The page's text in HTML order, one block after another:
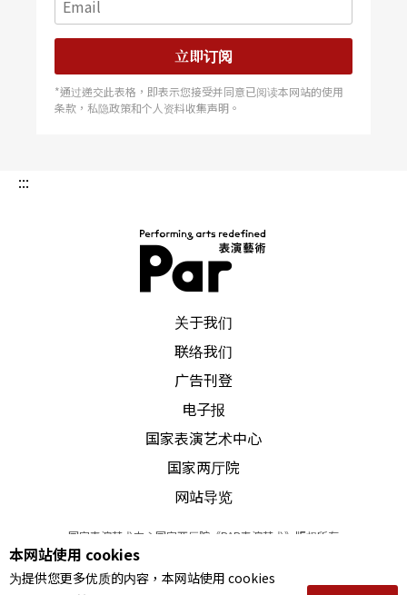
立即订阅
*通过递交此表格，即表示您接受并同意已阅读本网站的使用
条款，私隐政策和个人资料收集声明。
:::
关于我们
联络我们
广告刊登
电子报
国家表演艺术中心
国家两厅院
网站导览
国家表演艺术中心国家两厅院《PAR表演艺术》版权所有
© 2022Performing arts redefined. All Rights Reserved
统一编号 Tax Id number 00973926
本网站使用 cookies
为提供您更多优质的内容，本网站使用 cookies